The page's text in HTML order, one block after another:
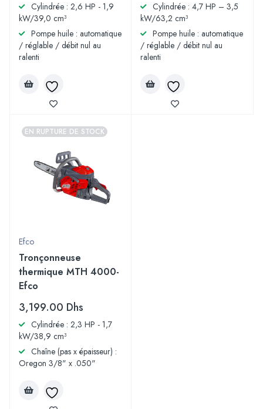
Cylindrée : 2,6 HP - 1,9
kW/39,0 cm³
Pompe huile : automatique
/ réglable / débit nul au
ralenti
Cylindrée : 4,7 HP – 3,5
kW/63,2 cm³
Pompe huile : automatique
/ réglable / débit nul au
ralenti
EN RUPTURE DE STOCK
Efco
Tronçonneuse
thermique MTH 4000-
Efco
3,199.00 Dhs
Cylindrée : 2,3 HP - 1,7
kW/38,9 cm³
Chaîne (pas x épaisseur) :
Oregon 3/8" x .050"